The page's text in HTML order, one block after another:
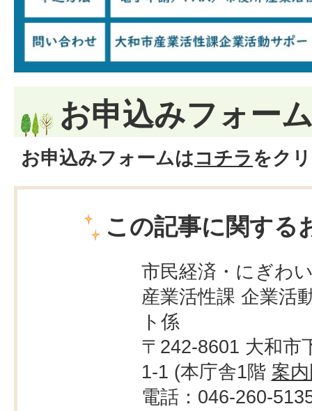
お申込みフォー
お申込みフォームはコチラをク
この記事に関する
市民経済・にぎわ
産業活性課 企業活
ト係
〒242-8601 大和市
1-1 (本庁舎1階 案
電話：046-260-